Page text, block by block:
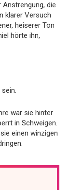
Anstrengung, die
klarer Versuch
heiserer Ton
hörte ihn,
war sie hinter
in Schweigen.
einen winzigen